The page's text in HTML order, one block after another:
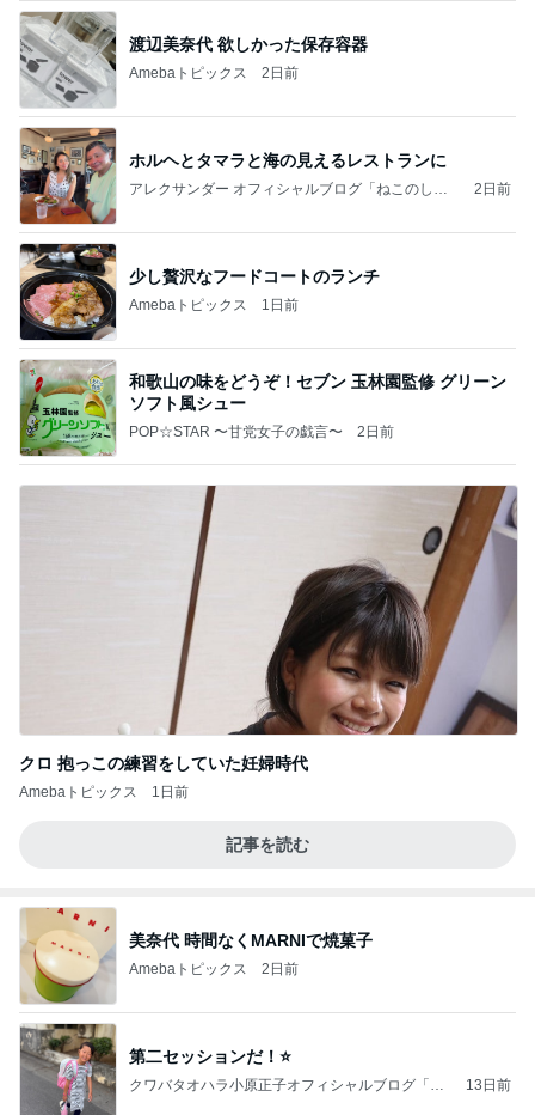
渡辺美奈代 欲しかった保存容器
Amebaトピックス 2日前
ホルヘとタマラと海の見えるレストランに
アレクサンダー オフィシャルブログ「ねこのしっ
2日前
少し贅沢なフードコートのランチ
Amebaトピックス 1日前
和歌山の味をどうぞ！セブン 玉林園監修 グリーン
ソフト風シュー
POP☆STAR 〜甘党女子の戯言〜 2日前
クロ 抱っこの練習をしていた妊婦時代
Amebaトピックス 1日前
記事を読む
美奈代 時間なくMARNIで焼菓子
Amebaトピックス 2日前
第二セッションだ！⭐️
クワバタオハラ小原正子オフィシャルブログ「女
13日前